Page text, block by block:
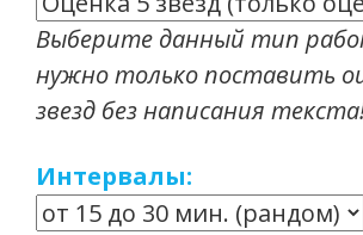
Выберите данный тип
нужно только поставить
звезд без написания
Интервалы: